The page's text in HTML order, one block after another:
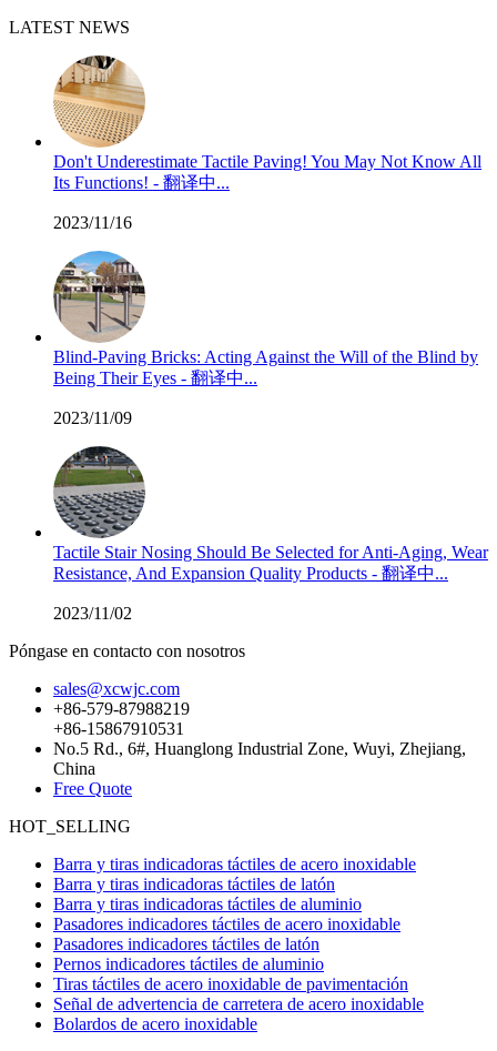
LATEST NEWS
Don't Underestimate Tactile Paving! You May Not Know All
Its Functions! - 翻译中...
2023/11/16
Blind-Paving Bricks: Acting Against the Will of the Blind by
Being Their Eyes - 翻译中...
2023/11/09
Tactile Stair Nosing Should Be Selected for Anti-Aging, Wear
Resistance, And Expansion Quality Products - 翻译中...
2023/11/02
Póngase en contacto con nosotros
sales@xcwjc.com
+86-579-87988219
+86-15867910531
No.5 Rd., 6#, Huanglong Industrial Zone, Wuyi, Zhejiang,
China
Free Quote
HOT_SELLING
Barra y tiras indicadoras táctiles de acero inoxidable
Barra y tiras indicadoras táctiles de latón
Barra y tiras indicadoras táctiles de aluminio
Pasadores indicadores táctiles de acero inoxidable
Pasadores indicadores táctiles de latón
Pernos indicadores táctiles de aluminio
Tiras táctiles de acero inoxidable de pavimentación
Señal de advertencia de carretera de acero inoxidable
Bolardos de acero inoxidable